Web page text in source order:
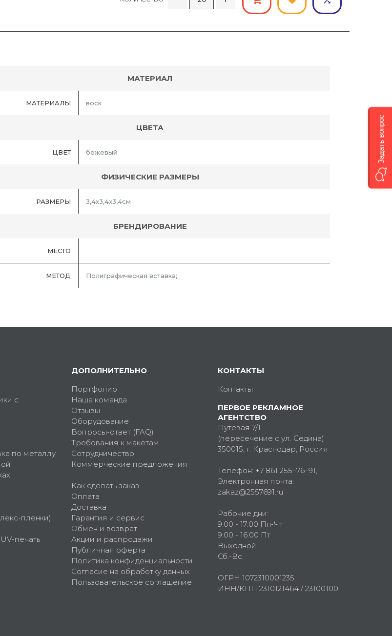
МАТЕРИАЛ
МАТЕРИАЛЫ воск
ЦВЕТА
ЦВЕТ бежевый
ФИЗИЧЕСКИЕ РАЗМЕРЫ
РАЗМЕРЫ 3,4х3,4х3,4см
БРЕНДИРОВАНИЕ
МЕСТО
МЕТОД Полиграфическая вставка;
с
по металлу
пленки)
печать
ДОПОЛНИТЕЛЬНО
Портфолио
Наша команда
Отзывы
Оборудование
Вопросы-ответ (FAQ)
Требования к макетам
Сотрудничество
Коммерческие предложения
Как сделать заказ
Оплата
Доставка
Гарантия и сервис
Обмен и возврат
Акции и распродажи
Публичная оферта
Политика конфиденциальности
Согласие на обработку данных
Пользовательское соглашение
КОНТАКТЫ
Контакты
ПЕРВОЕ РЕКЛАМНОЕ
АГЕНТСТВО
Путевая 7/1
(пересечение с ул. Седина)
350015, г. Краснодар, Россия
Телефон: +7 861 255–76–91,
Электронная почта:
zakaz@2557691.ru
Рабочие дни:
9:00 - 17:00 Пн-Чт
9:00 - 16:00 Пт
Выходной:
Сб.-Вс.
ОГРН 1072310001235
ИНН/КПП 2310121464 / 231001001
Задать вопрос